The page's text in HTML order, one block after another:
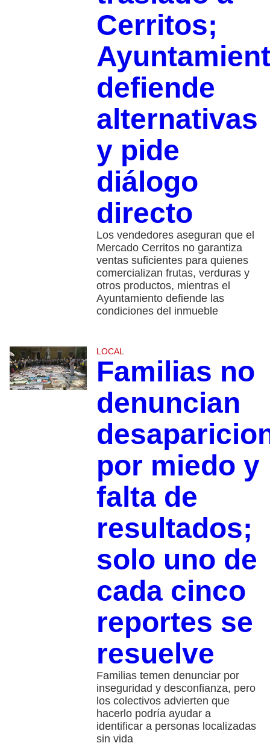
Cerritos;
defiende
alternativas
y pide
diálogo
directo
Los vendedores aseguran que el
Mercado Cerritos no garantiza
ventas suficientes para quienes
comercializan frutas, verduras y
otros productos, mientras el
Ayuntamiento defiende las
condiciones del inmueble
LOCAL
Familias no
denuncian
por miedo y
falta de
resultados;
solo uno de
cada cinco
reportes se
resuelve
Familias temen denunciar por
inseguridad y desconfianza, pero
los colectivos advierten que
hacerlo podría ayudar a
identificar a personas localizadas
sin vida